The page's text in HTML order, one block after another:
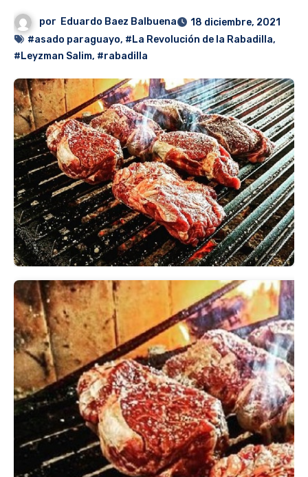
por Eduardo Baez Balbuena
18 diciembre, 2021
#asado paraguayo, #La Revolución de la Rabadilla,
#Leyzman Salim, #rabadilla